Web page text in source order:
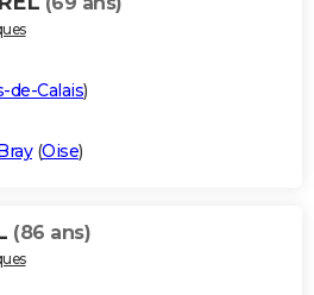
de-Calais)
(Oise)
(86 ans)